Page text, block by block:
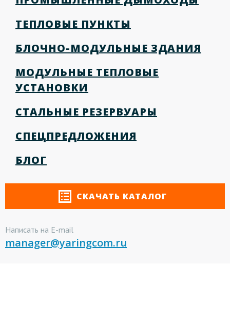
ТЕПЛОВЫЕ ПУНКТЫ
БЛОЧНО-МОДУЛЬНЫЕ ЗДАНИЯ
МОДУЛЬНЫЕ ТЕПЛОВЫЕ
УСТАНОВКИ
СТАЛЬНЫЕ РЕЗЕРВУАРЫ
СПЕЦПРЕДЛОЖЕНИЯ
БЛОГ
СКАЧАТЬ КАТАЛОГ
Написать на E-mail
manager@yaringcom.ru